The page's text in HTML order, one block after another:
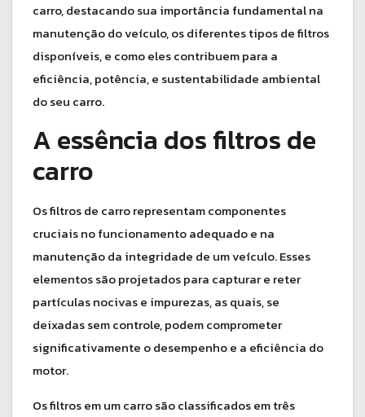
carro, destacando sua importância fundamental na
manutenção do veículo, os diferentes tipos de filtros
disponíveis, e como eles contribuem para a
eficiência, potência, e sustentabilidade ambiental
do seu carro.
A essência dos filtros de
carro
Os filtros de carro representam componentes
cruciais no funcionamento adequado e na
manutenção da integridade de um veículo. Esses
elementos são projetados para capturar e reter
partículas nocivas e impurezas, as quais, se
deixadas sem controle, podem comprometer
significativamente o desempenho e a eficiência do
motor.
Os filtros em um carro são classificados em três